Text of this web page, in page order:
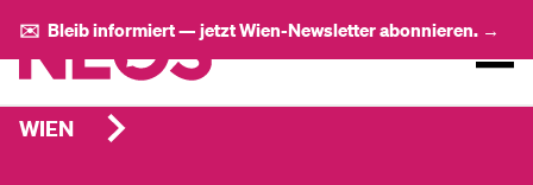
✉️ Bleib informiert — jetzt Wien-Newsletter abonnieren. →
WIEN